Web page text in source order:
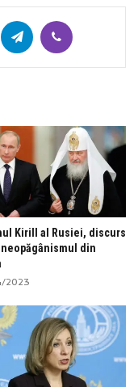
WhatsAppTelegram
Kirill al Rusiei, discurs
din
2023